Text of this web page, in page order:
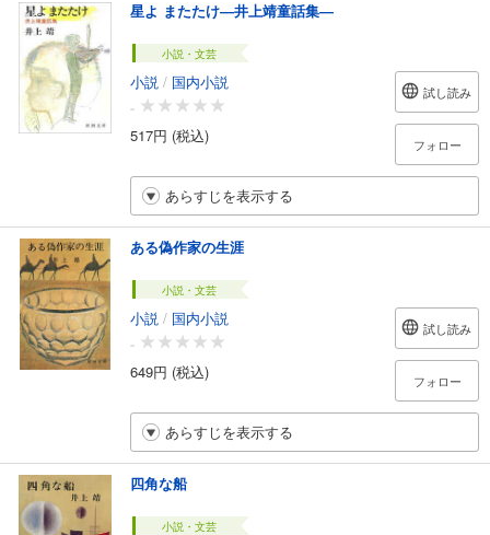
星よ またたけ―井上靖童話集―
小説・文芸
小説 / 国内小説
-
517円 (税込)
試し読み
フォロー
あらすじを表示する
ある偽作家の生涯
小説・文芸
小説 / 国内小説
-
649円 (税込)
試し読み
フォロー
あらすじを表示する
四角な船
小説・文芸